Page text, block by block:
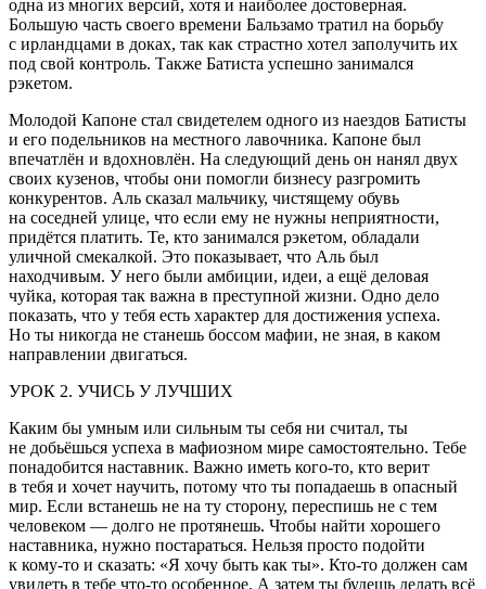
одна из многих версий, хотя и наиболее достоверная.
Большую часть своего времени Бальзамо тратил на борьбу
с ирландцами в доках, так как страстно хотел заполучить их
под свой контроль. Также Батиста успешно занимался
рэкетом.
Молодой Капоне стал свидетелем одного из наездов Батисты
и его подельников на местного лавочника. Капоне был
впечатлён и вдохновлён. На следующий день он нанял двух
своих кузенов, чтобы они помогли бизнесу разгромить
конкурентов. Аль сказал мальчику, чистящему обувь
на соседней улице, что если ему не нужны неприятности,
придётся платить. Те, кто занимался рэкетом, обладали
уличной смекалкой. Это показывает, что Аль был
находчивым. У него были амбиции, идеи, а ещё деловая
чуйка, которая так важна в преступной жизни. Одно дело
показать, что у тебя есть характер для достижения успеха.
Но ты никогда не станешь боссом мафии, не зная, в каком
направлении двигаться.
УРОК 2. УЧИСЬ У ЛУЧШИХ
Каким бы умным или сильным ты себя ни считал, ты
не добьёшься успеха в мафиозном мире самостоятельно. Тебе
понадобится наставник. Важно иметь кого-то, кто верит
в тебя и хочет научить, потому что ты попадаешь в опасный
мир. Если встанешь не на ту сторону, переспишь не с тем
человеком — долго не протянешь. Чтобы найти хорошего
наставника, нужно постараться. Нельзя просто подойти
к кому-то и сказать: «Я хочу быть как ты». Кто-то должен сам
увидеть в тебе что-то особенное. А затем ты будешь делать всё